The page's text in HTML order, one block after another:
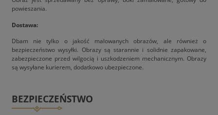
powieszania.
Dostawa:
Dbam nie tylko o jakość malowanych obrazów, ale również o
bezpieczeństwo wysyłki. Obrazy są starannie i solidnie zapakowane,
zabezpieczone przed wilgocią i uszkodzeniem mechanicznym. Obrazy
są wysyłane kurierem, dodatkowo ubezpieczone.
BEZPIECZEŃSTWO